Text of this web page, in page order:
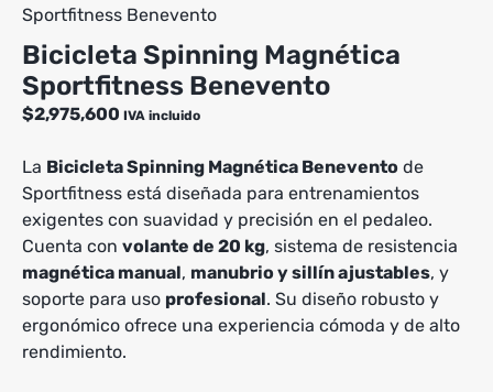
Sportfitness Benevento
Bicicleta Spinning Magnética
Sportfitness Benevento
$2,975,600 IVA incluido
La Bicicleta Spinning Magnética Benevento de
Sportfitness está diseñada para entrenamientos
exigentes con suavidad y precisión en el pedaleo.
Cuenta con volante de 20 kg, sistema de resistencia
magnética manual, manubrio y sillín ajustables, y
soporte para uso profesional. Su diseño robusto y
ergonómico ofrece una experiencia cómoda y de alto
rendimiento.